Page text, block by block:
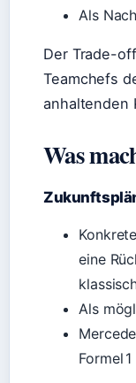
Als
Der Trade-
Teamchefs
anhaltenden
Was
eine
Als
Formel